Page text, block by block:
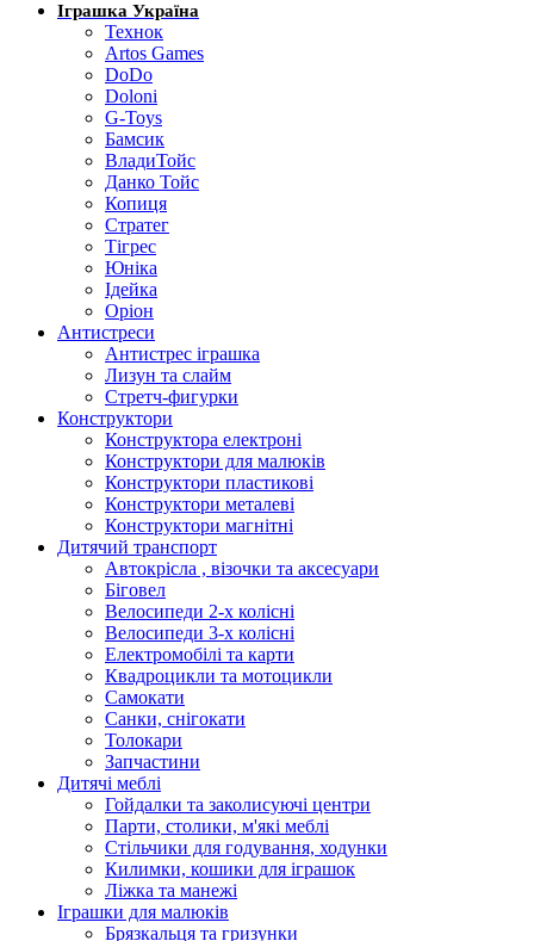
Іграшка Україна
Технок
Artos Games
DoDo
Doloni
G-Toys
Бамсик
ВладиТойс
Данко Тойс
Копиця
Стратег
Тігрес
Юніка
Ідейка
Оріон
Антистреси
Антистрес іграшка
Лизун та слайм
Стретч-фигурки
Конструктори
Конструктора електроні
Конструктори для малюків
Конструктори пластикові
Конструктори металеві
Конструктори магнітні
Дитячий транспорт
Автокрісла , візочки та аксесуари
Біговел
Велосипеди 2-х колісні
Велосипеди 3-х колісні
Електромобілі та карти
Квадроцикли та мотоцикли
Самокати
Санки, снігокати
Толокари
Запчастини
Дитячі меблі
Гойдалки та заколисуючі центри
Парти, столики, м'які меблі
Стільчики для годування, ходунки
Килимки, кошики для іграшок
Ліжка та манежі
Іграшки для малюків
Брязкальця та гризунки